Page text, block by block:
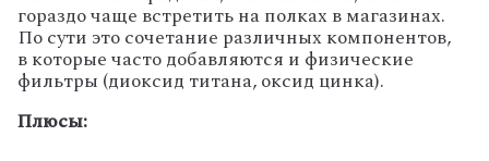
гораздо чаще встретить на полках в магазинах.
По сути это сочетание различных компонентов,
в которые часто добавляются и физические
фильтры (диоксид титана, оксид цинка).
Плюсы: